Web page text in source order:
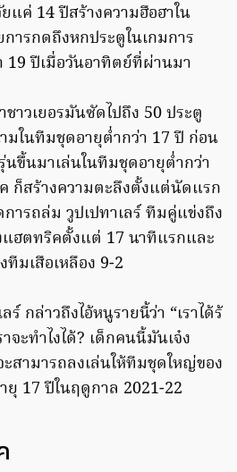
แค่ 14 ปีสร้างความฮือฮาใน
การกดถึงหกประตูในเกมการ
19 ปีเมื่อวันอาทิตย์ที่ผ่านมา
าวเยอรมันซัดไปถึง 50 ประตู
มในทีมชุดอายุต่ำกว่า 17 ปี ก่อน
นขึ้นมาเล่นในทีมชุดอายุต่ำกว่า
ก็สร้างความตะลึงตั้งแต่นัดแรก
ารถล่ม วูปเปทาเลร์ ทีมคู่แข่งถึง
แฮตทริคตั้งแต่ 17 นาทีแรกและ
มเสือเหลือง 9-2
ร์ กล่าวถึงไอ้หนูรายนี้ว่า “เราได้ร้
จะทำไงได้? เด็กคนนี้มันเจ๋ง
สามารถลงเล่นให้ทีมชุดใหญ่ของ
17 ปีในฤดูกาล 2021-22